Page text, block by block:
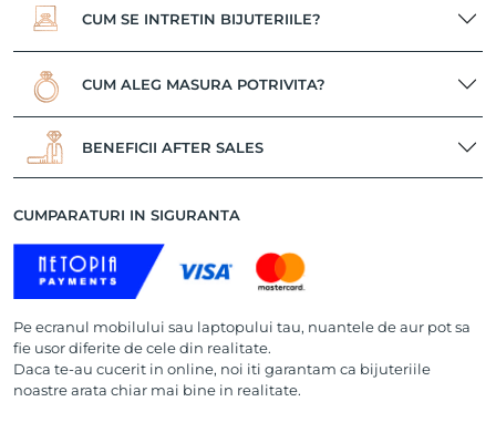
CUM SE INTRETIN BIJUTERIILE?
CUM ALEG MASURA POTRIVITA?
BENEFICII AFTER SALES
CUMPARATURI IN SIGURANTA
Pe ecranul mobilului sau laptopului tau, nuantele de aur pot sa
fie usor diferite de cele din realitate.
Daca te-au cucerit in online, noi iti garantam ca bijuteriile
noastre arata chiar mai bine in realitate.